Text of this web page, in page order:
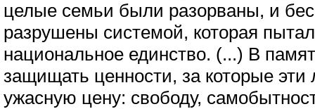
целые семьи были разорваны, и
разрушены системой, которая
национальное единство. (...) В
защищать ценности, за которые
ужасную цену: свободу,